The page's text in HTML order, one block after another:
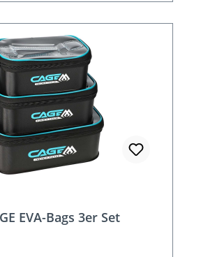
EVA-Bags 3er Set